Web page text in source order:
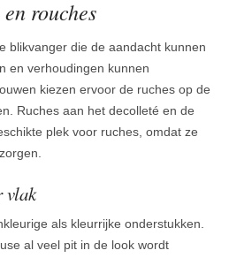
rouches
blikvanger die de aandacht kunnen
en verhoudingen kunnen
kiezen ervoor de ruches op de
Ruches aan het decolleté en de
plek voor ruches, omdat ze
vlak
als kleurrijke onderstukken.
al veel pit in de look wordt